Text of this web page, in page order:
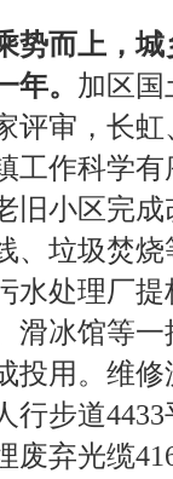
而上，城
年。 加区国
评审， 长虹
工作科学有
旧小区完
、 垃圾焚烧
水处理厂提
滑冰馆等一
投用。维修
行步道4433
废弃光缆